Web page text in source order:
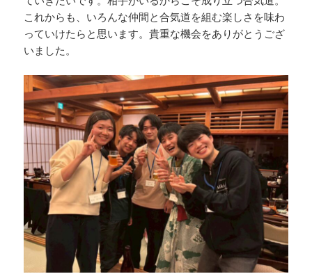
これからも、いろんな仲間と合気道を組む楽しさを味わ
っていけたらと思います。貴重な機会をありがとうござ
いました。